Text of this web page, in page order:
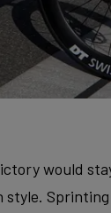
would
Sprinting